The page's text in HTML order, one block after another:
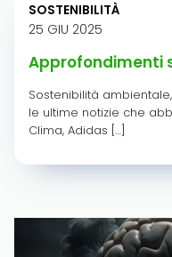
SOSTENIBILITÀ
25 GIU 2025
Approfondimenti
Sostenibilità
le ultime notizie che
Clima, Adidas […]